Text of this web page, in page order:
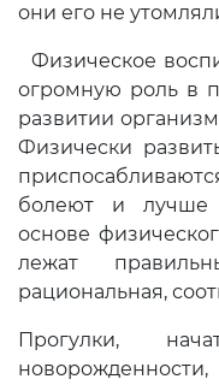
они его не
Физическое
огромную роль в
развитии
Физиче­ски
болеют и лучше
основе
лежат
рациональная,
Прогулки,